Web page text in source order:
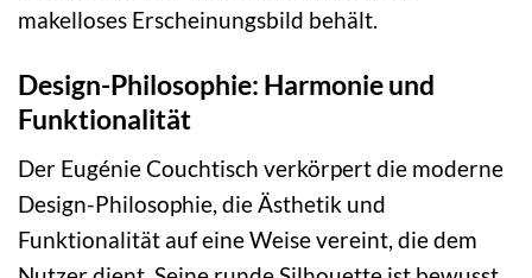
makelloses Erscheinungsbild behält.
Design-Philosophie: Harmonie und
Funktionalität
Der Eugénie Couchtisch verkörpert die moderne
Design-Philosophie, die Ästhetik und
Funktionalität auf eine Weise vereint, die dem